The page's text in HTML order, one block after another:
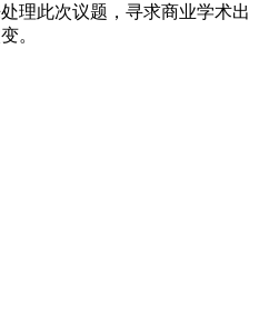
理此次议题，寻求商业学术出
。